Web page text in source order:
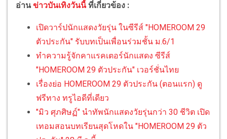
อ่านข่าวบันเทิงวันนี้ ที่เกี่ยวข้อง :
เปิดวาร์ปนักแสดงวัยรุ่น ในซีรีส์ "HOMEROOM 29
ตัวประกัน" รับบทเป็นเพื่อนร่วมชั้น ม.6/1
ทำความรู้จักคาแรคเตอร์นักแสดง ซีรีส์
"HOMEROOM 29 ตัวประกัน" เวอร์ชั่นไทย
เรื่องย่อ HOMEROOM 29 ตัวประกัน (ตอนแรก) ดู
ฟรีทาง ทรูไอดีที่เดียว
"มิว ศุภศิษฏ์" นำทัพนักแสดงวัยรุ่นกว่า 30 ชีวิต เปิด
เทอมสอนบทเรียนสุดโหดใน "HOMEROOM 29 ตัว